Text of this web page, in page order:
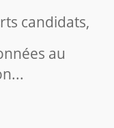
candidats,
au